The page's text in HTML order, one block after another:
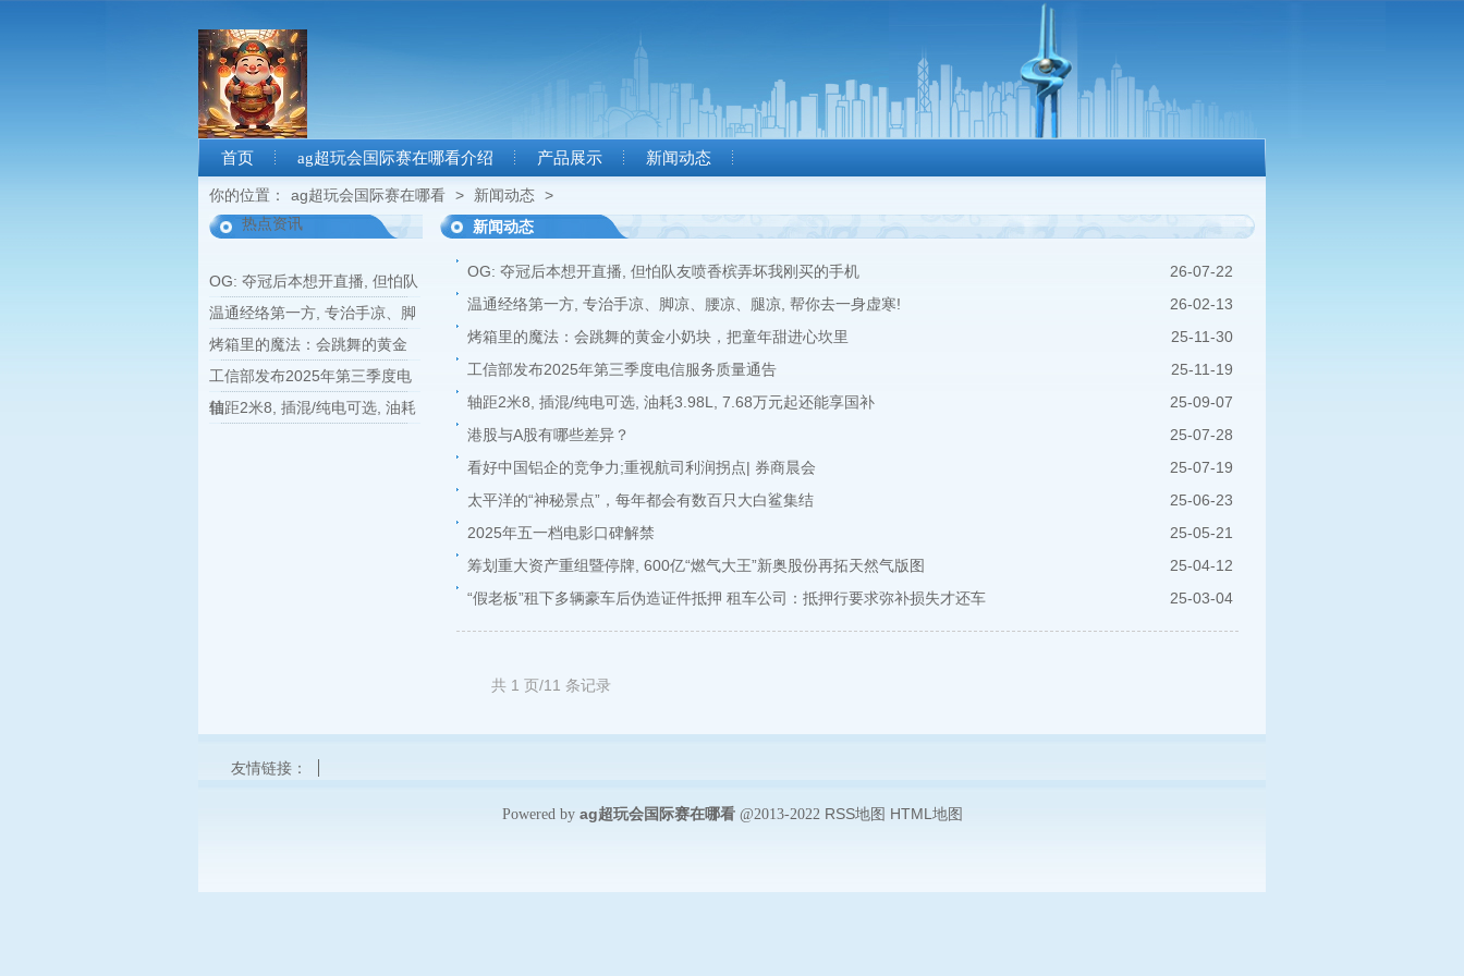
首页 ag超玩会国际赛在哪看介绍 产品展示 新闻动态
你的位置： ag超玩会国际赛在哪看 > 新闻动态 >
热点资讯
OG: 夺冠后本想开直播, 但怕队
温通经络第一方, 专治手凉、脚
烤箱里的魔法：会跳舞的黄金
工信部发布2025年第三季度电
信
轴距2米8, 插混/纯电可选, 油耗
新闻动态
OG: 夺冠后本想开直播, 但怕队友喷香槟弄坏我刚买的手机
26-07-22
温通经络第一方, 专治手凉、脚凉、腰凉、腿凉, 帮你去一身虚寒!
26-02-13
烤箱里的魔法：会跳舞的黄金小奶块，把童年甜进心坎里
25-11-30
工信部发布2025年第三季度电信服务质量通告
25-11-19
轴距2米8, 插混/纯电可选, 油耗3.98L, 7.68万元起还能享国补
25-09-07
港股与A股有哪些差异？
25-07-28
看好中国铝企的竞争力;重视航司利润拐点| 券商晨会
25-07-19
太平洋的“神秘景点”，每年都会有数百只大白鲨集结
25-06-23
2025年五一档电影口碑解禁
25-05-21
筹划重大资产重组暨停牌, 600亿“燃气大王”新奥股份再拓天然气版图
25-04-12
“假老板”租下多辆豪车后伪造证件抵押 租车公司：抵押行要求弥补损失才还车
25-03-04
共 1 页/11 条记录
友情链接：
Powered by ag超玩会国际赛在哪看@2013-2022 RSS地图 HTML地图